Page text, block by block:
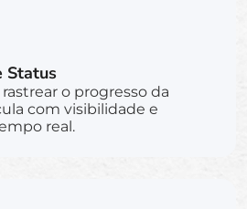
Status
o progresso da
com visibilidade e
real.